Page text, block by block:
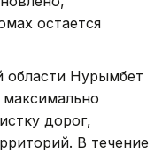
остается
области Нурымбет
максимально
дорог,
В течение